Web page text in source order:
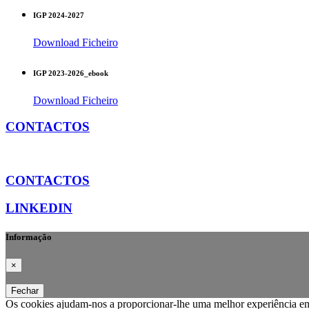
IGP 2024-2027
Download Ficheiro
IGP 2023-2026_ebook
Download Ficheiro
CONTACTOS
CONTACTOS
LINKEDIN
Informação
×
Fechar
Os cookies ajudam-nos a proporcionar-lhe uma melhor experiência